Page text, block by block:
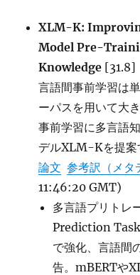
タ
ク
の
評
フ
レ
ー
ワ
ー
ク
XLM-K:
Model Pre-
Knowledge [31.8]
言語間事前学習は
ーパスを用いて大
事前学習に多言語
デルXLM-Kを提案
論文 参考訳（メタ
11:46:20 GMT)
多言語プリト
Prediction
で強化、言語間
告。mBERTや